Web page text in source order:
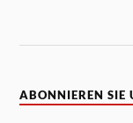
ABONNIEREN SIE